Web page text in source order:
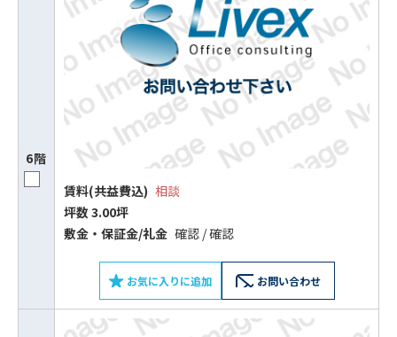
6階
賃料(共益費込) 相談
坪数 3.00坪
敷⾦‧保証⾦/礼⾦ 確認 / 確認
お気に入りに追加 お問い合わせ